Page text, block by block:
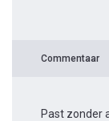
Commentaar
Past zonder